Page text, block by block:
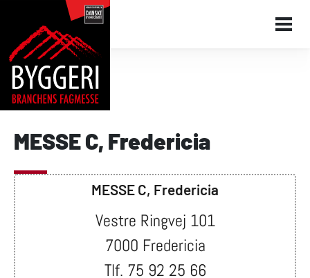
MESSE C, Fredericia
MESSE C, Fredericia
Vestre Ringvej 101
7000 Fredericia
Tlf. 75 92 25 66